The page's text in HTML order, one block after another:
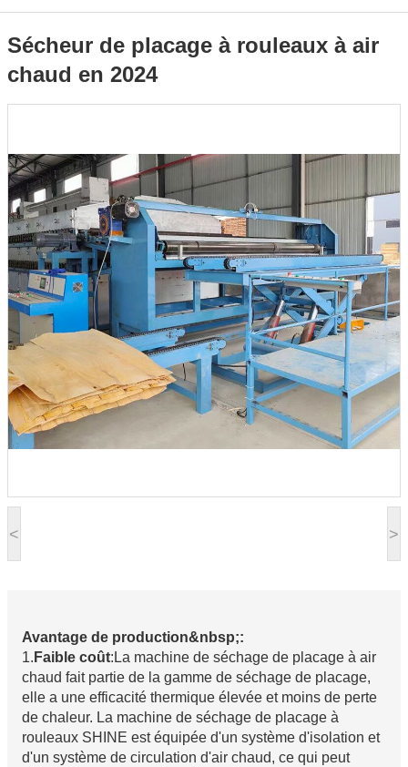
de placage Sécheur de placage à rouleaux à air chaud en 2024
< >
Sécheur de placage à rouleaux à air
chaud en 2024
Avantage de production&nbsp;:
1. Faible coût:La machine de séchage de placage à air
chaud fait partie de la gamme de séchage de placage,
elle a une efficacité thermique élevée et moins de perte
de chaleur. La machine de séchage de placage à
rouleaux SHINE est équipée d'un système d'isolation et
d'un système de circulation d'air chaud, ce qui peut